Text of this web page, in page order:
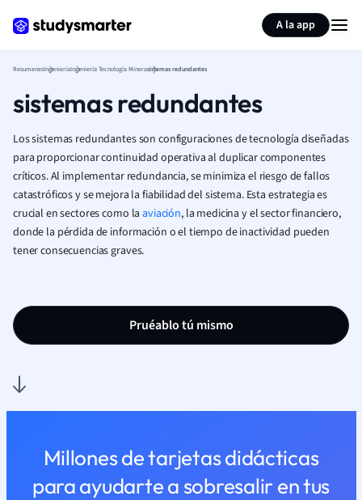
A la app
ResumenesIngenieríaIngeniería Tecnología Minerasistemas redundantes
sistemas redundantes
Los sistemas redundantes son configuraciones de tecnología diseñadas
para proporcionar continuidad operativa al duplicar componentes
críticos. Al implementar redundancia, se minimiza el riesgo de fallos
catastróficos y se mejora la fiabilidad del sistema. Esta estrategia es
crucial en sectores como laaviación, la medicina y el sector financiero,
donde la pérdida de información o el tiempo de inactividad pueden
tener consecuencias graves.
Pruéablo tú mismo
Millones de tarjetas didácticas
para ayudarte a sobresalir en tus
Resumir página